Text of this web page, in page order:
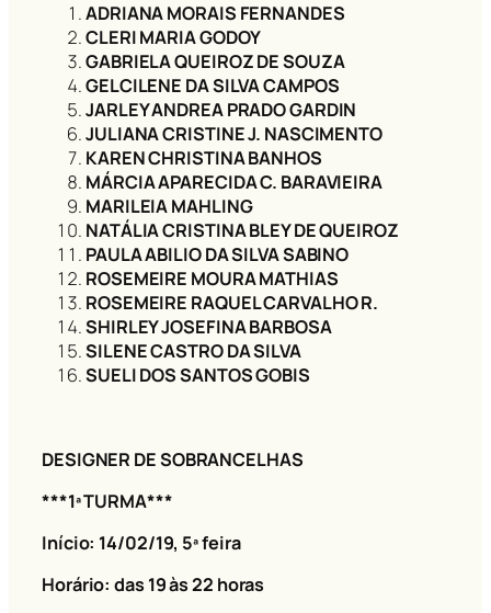
ADRIANA MORAIS FERNANDES
CLERI MARIA GODOY
GABRIELA QUEIROZ DE SOUZA
GELCILENE DA SILVA CAMPOS
JARLEY ANDREA PRADO GARDIN
JULIANA CRISTINE J. NASCIMENTO
KAREN CHRISTINA BANHOS
MÁRCIA APARECIDA C. BARAVIEIRA
MARILEIA MAHLING
NATÁLIA CRISTINA BLEY DE QUEIROZ
PAULA ABILIO DA SILVA SABINO
ROSEMEIRE MOURA MATHIAS
ROSEMEIRE RAQUEL CARVALHO R.
SHIRLEY JOSEFINA BARBOSA
SILENE CASTRO DA SILVA
SUELI DOS SANTOS GOBIS
DESIGNER DE SOBRANCELHAS
***1ª TURMA***
Início: 14/02/19, 5ª feira
Horário: das 19 às 22 horas